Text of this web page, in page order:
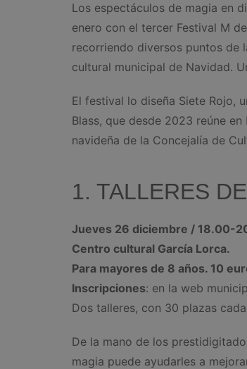
Los espectáculos de magia en
enero con el tercer Festival M
recorriendo diversos puntos de
cultural municipal de Navidad.
El festival lo diseña Siete Rojo,
Blass, que desde 2023 reúne
navideña de la Concejalía de
1. TALLERES
Jueves 26 diciembre / 18.00-
Centro cultural García Lorca.
Para mayores de 8 años. 10
Inscripciones: en la web
Dos talleres, con 30 plazas
De la mano de los
magia puede ayudarles a